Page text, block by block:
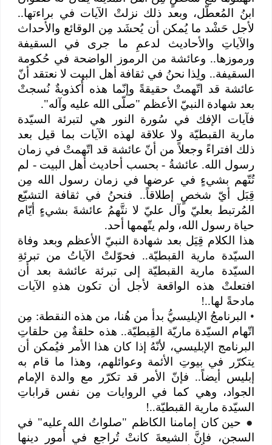
ابنُ المُعطّل، وبعد ذلك نزلتْ الآيات في براءتها..
لأجل حَشْد ما يُمكن أن يُحشَد مِن الوقائع والأحداث
والآياتِ والأحاديث لدعمِ ما جرى في السقيفة
ورموزها.. وعائشة من الرموز الواضحة في حُكومة
السقيفة.. ولِذا نحنُ في ثقافة أهل البيت لا نعتقد أنّ
عائشة قد اتّهمتْ حقيقةً وإنّما هذه أُكذوبةٌ نُسجتْ
بعد شهادة النبيّ الأعظم "صلّى الله عليه وآله".
فآيات الإفك في سُورة النور هي لتبرئة السيّدة
مارية القبطيّة ولا علاقة لهذه الآيات بما قيل بعد
ذلك افتراءً وجعلاً من أنّ عائشة قد اتّهمتْ في زمان
رسول الله. عائشةُ - بحسب أحاديث أهل البيت - لم
تُتّهم بشيءٍ في عرضها في زمان رسول الله مِن
قِبَل أيّ شخصٍ إطلاقاً.. فنحنُ في ثقافة التشيّع
المُرتبط بعليّ وآل عليّ لا نتَّهمُ عائشةَ بشيءٍ أيّام
حياة رسول الله، ولم يتّهمها أحد.
هذا الكلام قِيَل بعد شهادة النبيّ الأعظم وبعد وفاة
السيّدة مارية القبطيّة.. فحوّلتْ الآياتُ من تبرئةِ
السيّدة مارية القبطيّة إلى تبرئة عائشة بعد أن
افتعلتْ هذه الواقعة لأجل أن تكون هذهِ الآيات
مادحةً لها..!
•البرنامجُ الإبليسيُّ بدأ من هُنا، من هذه النقطة: مِن
اتّهام السيّدة ماريّة القِبطيّة.. هذه حلقةٌ مِن حلقاتِ
البرنامج الإبليسي، لأنّهُ إذا كان هذا الأمر فيُمكن أن
يتكرّر في بيوتِ الأئمة وعوائلهم، وهذا ما قام به
إبليس أيضاً.. فإنّ الأمر قد تكرّر مع والدة الإمام
الجواد، وهي كما في الروايات مِن نفس قراباتِ
السيّدة مارية القبطيّة..!
●
حين كان إمامنا الكاظم "صلواتُ الله عليه" في
السجن، فإنَّ الشيعةَ كانتْ تُراجع في أُمور دينها